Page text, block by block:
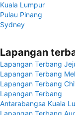
Kuala Lumpur
Pulau Pinang
Sydney
Lapangan
Lapangan Terbang
Lapangan Terbang
Lapangan Terbang
Lapangan Terbang
Antarabangsa Kuala
Lapangan Terbang